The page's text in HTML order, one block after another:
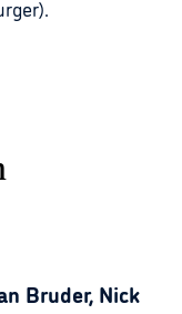
Bruder, Nick